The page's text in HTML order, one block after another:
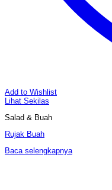
Add to Wishlist
Lihat Sekilas
Salad & Buah
Rujak Buah
Baca selengkapnya